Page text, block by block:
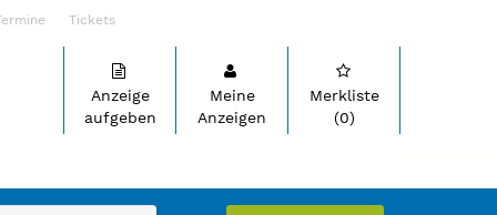
Tickets
Anzeige
aufgeben
Meine
Anzeigen
Merkliste
(0)